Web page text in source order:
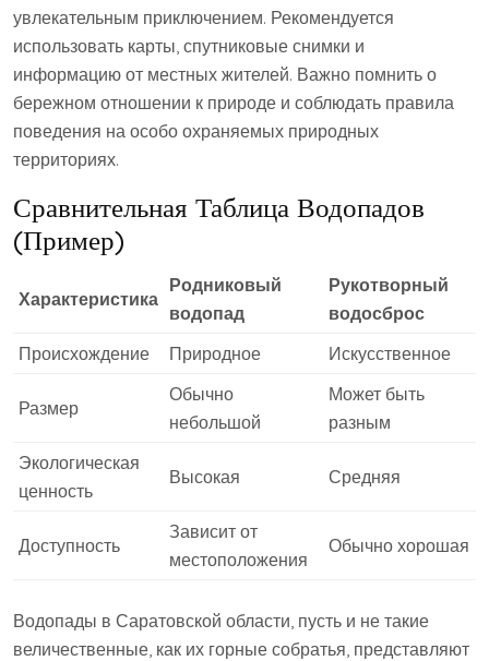
увлекательным приключением. Рекомендуется
использовать карты, спутниковые снимки и
информацию от местных жителей. Важно помнить о
бережном отношении к природе и соблюдать правила
поведения на особо охраняемых природных
территориях.
Сравнительная Таблица Водопадов
(Пример)
Характеристика
Родниковый
водопад
Рукотворный
водосброс
Происхождение
Природное Искусственное
Размер
Обычно
небольшой
Может быть
разным
Экологическая
ценность
Высокая Средняя
Доступность
Зависит от
местоположения
Обычно хорошая
Водопады в Саратовской области, пусть и не такие
величественные, как их горные собратья, представляют